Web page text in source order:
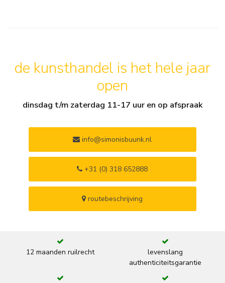
de kunsthandel is het hele jaar
open
dinsdag t/m zaterdag 11-17 uur en op afspraak
info@simonisbuunk.nl
+31 (0) 318 652888
routebeschrijving
12 maanden ruilrecht
levenslang
authenticiteitsgarantie